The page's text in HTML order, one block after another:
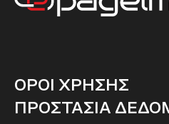
ΟΡΟΙ ΧΡΗΣΗΣ
ΠΡΟΣΤΑΣΙΑ